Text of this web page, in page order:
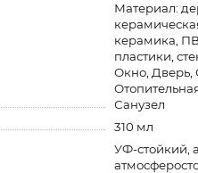
Материал:
керамика,
пластики,
Окно, Дверь,
Санузел
310 мл
УФ-стойкий,